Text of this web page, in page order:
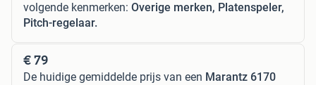
volgende kenmerken: Overige merken, Platenspeler,
Pitch-regelaar.
€ 79
De huidige gemiddelde prijs van een Marantz 6170